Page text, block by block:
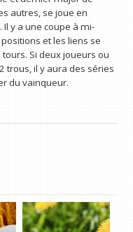
autres, se joue en
y a une coupe à mi-
et les liens se
Si deux joueurs ou
trous, il y aura des séries
du vainqueur.